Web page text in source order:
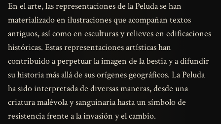
En el arte, las representaciones de la Peluda se han
materializado en ilustraciones que acompañan textos
antiguos, así como en esculturas y relieves en edificaciones
históricas. Estas representaciones artísticas han
contribuido a perpetuar la imagen de la bestia y a difundir
su historia más allá de sus orígenes geográficos. La Peluda
ha sido interpretada de diversas maneras, desde una
criatura malévola y sanguinaria hasta un símbolo de
resistencia frente a la invasión y el cambio.